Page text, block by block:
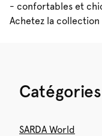
- confortables et
Achetez la collection
SARDA World